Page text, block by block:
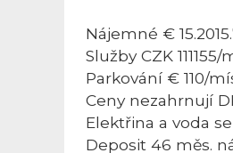
Nájemné €
Služby CZK 111155/
Parkování € 110/
Ceny nezahrnují
Elektřina a voda
Deposit 46 měs.